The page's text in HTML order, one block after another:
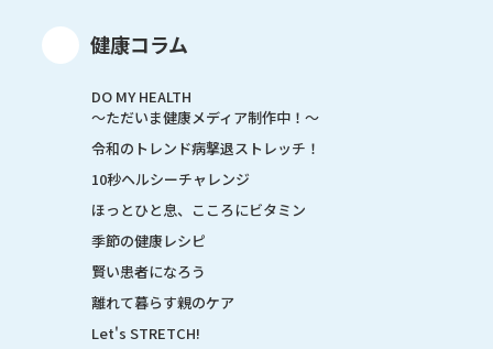
健康コラム
DO MY HEALTH
～ただいま健康メディア制作中！～
令和のトレンド病撃退ストレッチ！
10秒ヘルシーチャレンジ
ほっとひと息、こころにビタミン
季節の健康レシピ
賢い患者になろう
離れて暮らす親のケア
Let's STRETCH!